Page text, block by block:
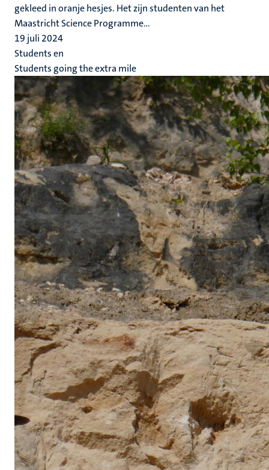
gekleed in oranje hesjes. Het zijn studenten van het
Maastricht Science Programme...
19 juli 2024
Students en
Students going the extra mile